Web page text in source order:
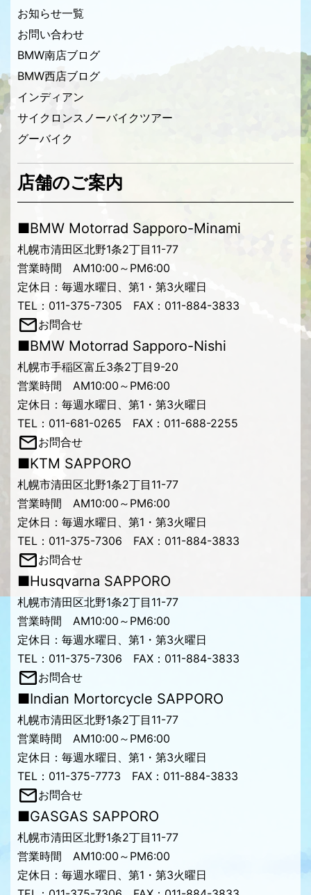
お知らせ一覧
お問い合わせ
BMW南店ブログ
BMW西店ブログ
インディアン
サイクロンスノーバイクツアー
グーバイク
店舗のご案内
■BMW Motorrad Sapporo-Minami
札幌市清田区北野1条2丁目11-77
営業時間 AM10:00～PM6:00
定休日：毎週水曜日、第1・第3火曜日
TEL：011-375-7305 FAX：011-884-3833
お問合せ
■BMW Motorrad Sapporo-Nishi
札幌市手稲区富丘3条2丁目9-20
営業時間 AM10:00～PM6:00
定休日：毎週水曜日、第1・第3火曜日
TEL：011-681-0265 FAX：011-688-2255
お問合せ
■KTM SAPPORO
札幌市清田区北野1条2丁目11-77
営業時間 AM10:00～PM6:00
定休日：毎週水曜日、第1・第3火曜日
TEL：011-375-7306 FAX：011-884-3833
お問合せ
■Husqvarna SAPPORO
札幌市清田区北野1条2丁目11-77
営業時間 AM10:00～PM6:00
定休日：毎週水曜日、第1・第3火曜日
TEL：011-375-7306 FAX：011-884-3833
お問合せ
■Indian Mortorcycle SAPPORO
札幌市清田区北野1条2丁目11-77
営業時間 AM10:00～PM6:00
定休日：毎週水曜日、第1・第3火曜日
TEL：011-375-7773 FAX：011-884-3833
お問合せ
■GASGAS SAPPORO
札幌市清田区北野1条2丁目11-77
営業時間 AM10:00～PM6:00
定休日：毎週水曜日、第1・第3火曜日